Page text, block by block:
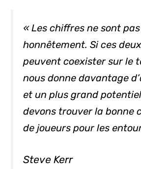
« Les chiffres ne sont
honnêtement. Si ces
peuvent coexister sur le
nous donne davantage
et un plus grand
devons trouver la bonne
de joueurs pour les
Steve Kerr